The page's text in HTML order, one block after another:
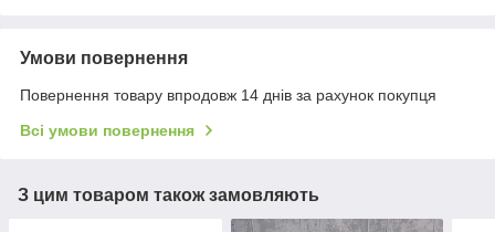
Умови повернення
Повернення товару впродовж 14 днів за рахунок покупця
Всі умови повернення
З цим товаром також замовляють